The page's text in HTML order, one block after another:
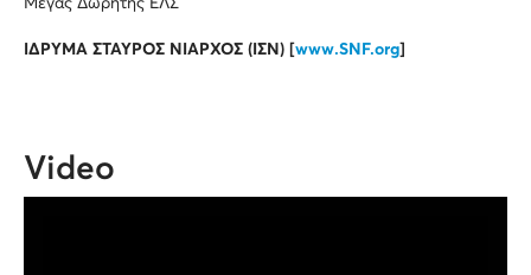
ΙΔΡΥΜΑ ΣΤΑΥΡΟΣ ΝΙΑΡΧΟΣ (ΙΣΝ) [www.SNF.org]
Video